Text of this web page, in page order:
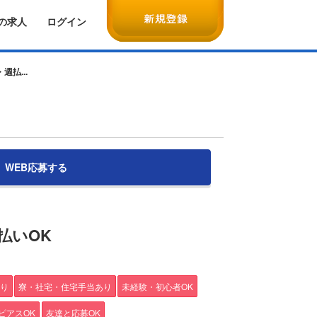
求人 ログイン
週払...
WEB応募する
いOK
寮・社宅・住宅手当あり 未経験・初心者OK
アスOK 友達と応募OK